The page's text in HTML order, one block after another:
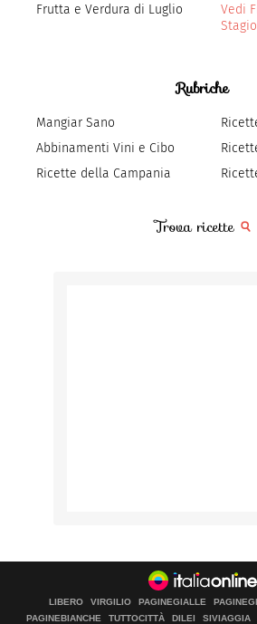
Frutta e Verdura di Luglio
Vedi
Rubriche
Mangiar Sano
Abbinamenti Vini e Cibo
Ricette della Campania
Trova ricette
LIBERO VIRGILIO PAGINEGIALLE
PAGINEBIANCHE
TUTTOCITTÀ DILEI SIVIAGGIA